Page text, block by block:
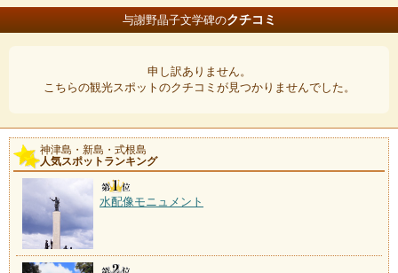
与謝野晶子文学碑のクチコミ
申し訳ありません。
こちらの観光スポットのクチコミが見つかりませんでした。
神津島・新島・式根島
人気スポットランキング
水配像モニュメント